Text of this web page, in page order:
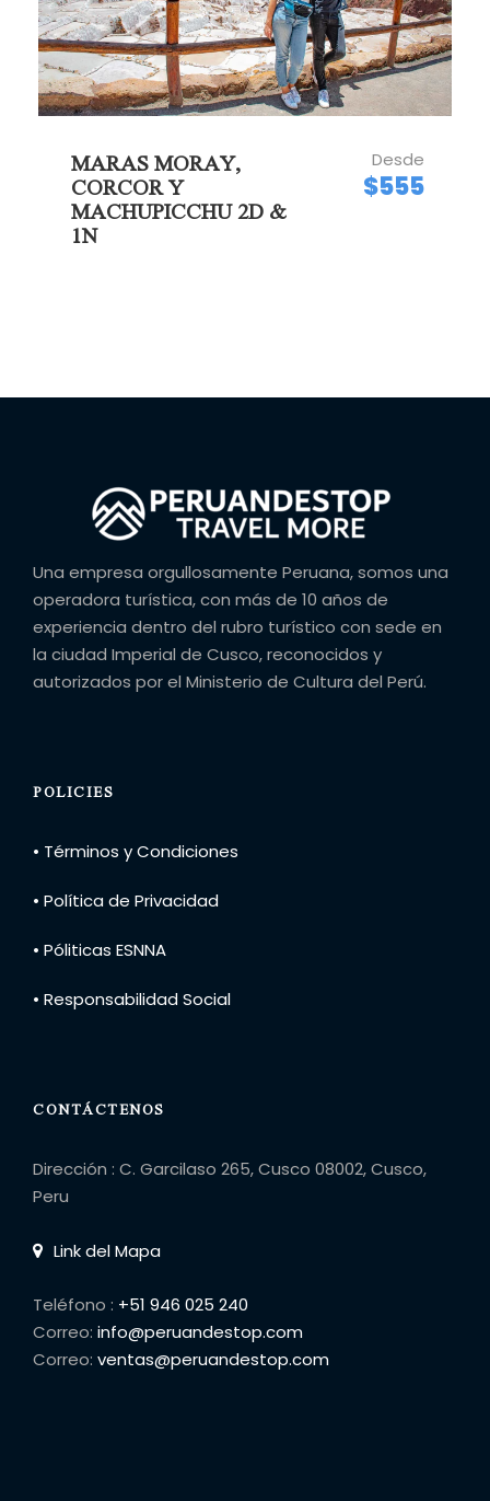
MARAS MORAY,
CORCOR Y
MACHUPICCHU 2D &
1N
Desde
$555
Una empresa orgullosamente Peruana, somos una
operadora turística, con más de 10 años de
experiencia dentro del rubro turístico con sede en
la ciudad Imperial de Cusco, reconocidos y
autorizados por el Ministerio de Cultura del Perú.
POLICIES
• Términos y Condiciones
• Política de Privacidad
• Póliticas ESNNA
• Responsabilidad Social
CONTÁCTENOS
Dirección : C. Garcilaso 265, Cusco 08002, Cusco,
Peru
Link del Mapa
Teléfono : +51 946 025 240
Correo: info@peruandestop.com
Correo: ventas@peruandestop.com